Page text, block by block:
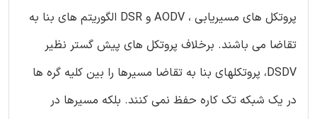
پروتکل های مسیریابی ، AODV و DSR الگوریتم های بنا به
تقاضا می باشند. برخلاف پروتکل های پیش گستر نظیر
DSDV، پروتکلهای بنا به تقاضا مسیرها را بین کلیه گره ها
در یک شبکه تک کاره حفظ نمی کنند. بلکه مسیرها در